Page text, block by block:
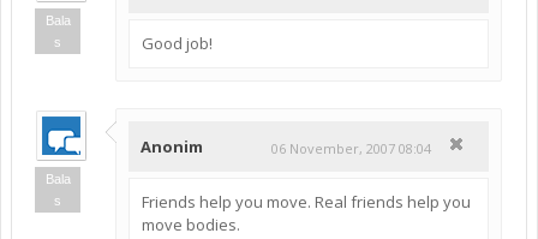
Bala
s
Good job!
Bala
s
Anonim 06 November, 2007 08:04
Friends help you move. Real friends help you
move bodies.